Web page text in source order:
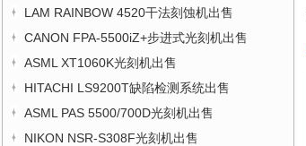
LAM RAINBOW 4520干法刻蚀机出售
CANON FPA-5500iZ+步进式光刻机出售
ASML XT1060K光刻机出售
HITACHI LS9200T缺陷检测系统出售
ASML PAS 5500/700D光刻机出售
NIKON NSR-S308F光刻机出售